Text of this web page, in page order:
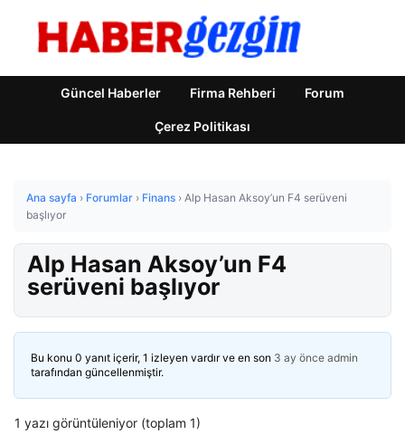
Güncel Haberler Firma Rehberi Forum
Çerez Politikası
Ana sayfa › Forumlar › Finans › Alp Hasan Aksoy’un F4 serüveni
başlıyor
Alp Hasan Aksoy’un F4
serüveni başlıyor
Bu konu 0 yanıt içerir, 1 izleyen vardır ve en son 3 ay önce admin
tarafından güncellenmiştir.
1 yazı görüntüleniyor (toplam 1)